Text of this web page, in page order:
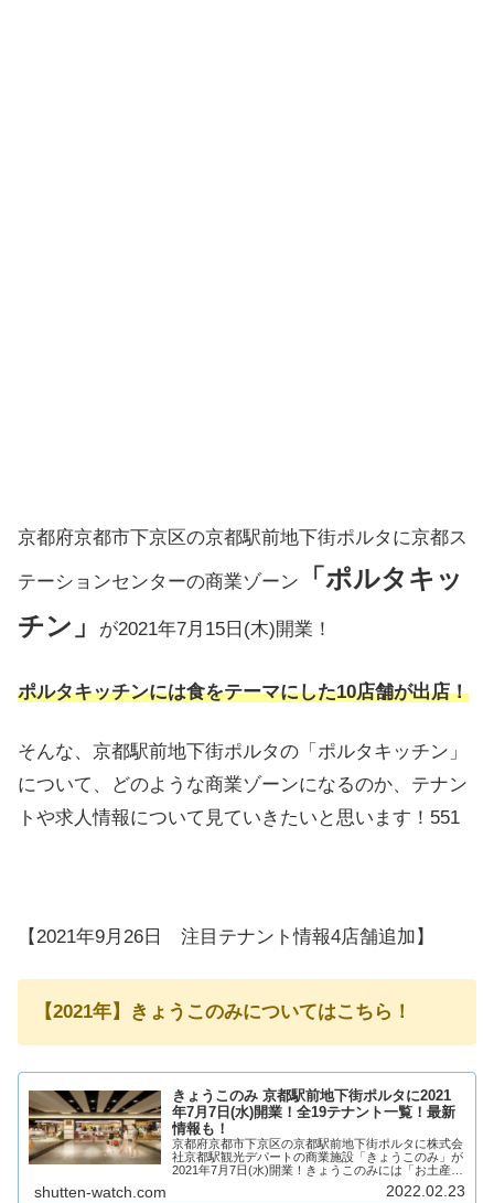
京都府京都市下京区の京都駅前地下街ポルタに京都ス
テーションセンターの商業ゾーン
「ポルタキッ
チン」
が2021年7月15日(木)開業！
ポルタキッチンには食をテーマにした10店舗が出店！
そんな、京都駅前地下街ポルタの「ポルタキッチン」
について、どのような商業ゾーンになるのか、テナン
トや求人情報について見ていきたいと思います！551
【2021年9月26日 注目テナント情報4店舗追加】
【2021年】きょうこのみについてはこちら！
きょうこのみ 京都駅前地下街ポルタに2021
年7月7日(水)開業！全19テナント一覧！最新
情報も！
京都府京都市下京区の京都駅前地下街ポルタに株式会
社京都駅観光デパートの商業施設「きょうこのみ」が
2021年7月7日(水)開業！きょうこのみには「お土産」
「デイリーユース」「テイクアウト」の3テーマで和
洋菓子を中心に19店舗が出店！そんな、京...
shutten-watch.com 2022.02.23